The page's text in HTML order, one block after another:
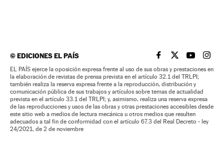
©EDICIONES EL PAÍS EL PAÍS BRASIL EN
EL PAÍSEL PAÍS
EL
EL PAÍS ejerce la oposición expresa frente al uso de sus obras y prestaciones en
la elaboración de revistas de prensa prevista en el artículo 32.1 del TRLPI;
también realiza la reserva expresa frente a la reproducción, distribución y
comunicación pública de sus trabajos y artículos sobre temas de actualidad
prevista en el artículo 33.1 del TRLPI; y, asimismo, realiza una reserva expresa
de las reproducciones y usos de las obras y otras prestaciones accesibles desde
este sitio web a medios de lectura mecánica u otros medios que resulten
adecuados a tal fin de conformidad con el artículo 67.3 del Real Decreto - ley
24/2021, de 2 de noviembre